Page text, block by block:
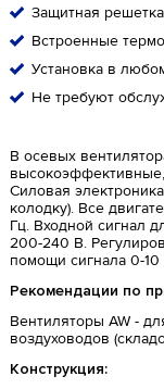
Защитная
Встроенные
Установка в
Не требуют
В осевых
Силовая
колодку). Все
Гц. Входной сигнал
200-240 В.
помощи сигнала 0-10
Рекомендации по
Вентиляторы AW -
воздуховодов
Конструкция: